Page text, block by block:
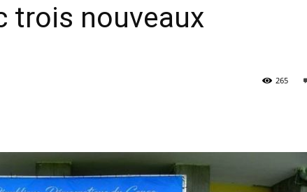
trois nouveaux
265